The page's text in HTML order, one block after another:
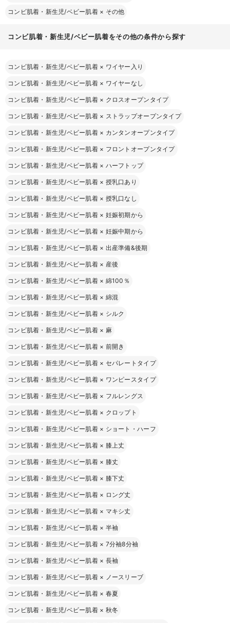
コンビ肌着・新生児/ベビー肌着 × その他
コンビ肌着・新生児/ベビー肌着をその他の条件から探す
コンビ肌着・新生児/ベビー肌着 × ワイヤー入り
コンビ肌着・新生児/ベビー肌着 × ワイヤーなし
コンビ肌着・新生児/ベビー肌着 × クロスオープンタイプ
コンビ肌着・新生児/ベビー肌着 × ストラップオープンタイプ
コンビ肌着・新生児/ベビー肌着 × カンタンオープンタイプ
コンビ肌着・新生児/ベビー肌着 × フロントオープンタイプ
コンビ肌着・新生児/ベビー肌着 × ハーフトップ
コンビ肌着・新生児/ベビー肌着 × 授乳口あり
コンビ肌着・新生児/ベビー肌着 × 授乳口なし
コンビ肌着・新生児/ベビー肌着 × 妊娠初期から
コンビ肌着・新生児/ベビー肌着 × 妊娠中期から
コンビ肌着・新生児/ベビー肌着 × 出産準備&後期
コンビ肌着・新生児/ベビー肌着 × 産後
コンビ肌着・新生児/ベビー肌着 × 綿100％
コンビ肌着・新生児/ベビー肌着 × 綿混
コンビ肌着・新生児/ベビー肌着 × シルク
コンビ肌着・新生児/ベビー肌着 × 麻
コンビ肌着・新生児/ベビー肌着 × 前開き
コンビ肌着・新生児/ベビー肌着 × セパレートタイプ
コンビ肌着・新生児/ベビー肌着 × ワンピースタイプ
コンビ肌着・新生児/ベビー肌着 × フルレングス
コンビ肌着・新生児/ベビー肌着 × クロップト
コンビ肌着・新生児/ベビー肌着 × ショート・ハーフ
コンビ肌着・新生児/ベビー肌着 × 膝上丈
コンビ肌着・新生児/ベビー肌着 × 膝丈
コンビ肌着・新生児/ベビー肌着 × 膝下丈
コンビ肌着・新生児/ベビー肌着 × ロング丈
コンビ肌着・新生児/ベビー肌着 × マキシ丈
コンビ肌着・新生児/ベビー肌着 × 半袖
コンビ肌着・新生児/ベビー肌着 × 7分袖8分袖
コンビ肌着・新生児/ベビー肌着 × 長袖
コンビ肌着・新生児/ベビー肌着 × ノースリーブ
コンビ肌着・新生児/ベビー肌着 × 春夏
コンビ肌着・新生児/ベビー肌着 × 秋冬